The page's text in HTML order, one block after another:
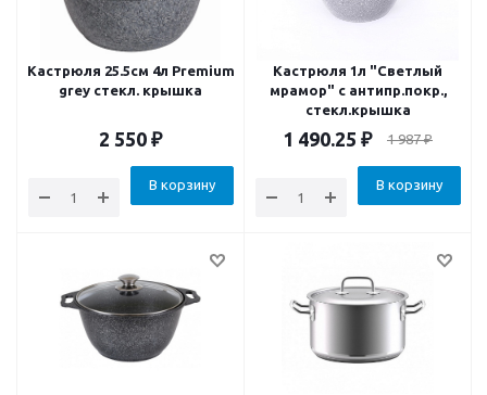
Кастрюля 25.5см 4л Premium
grey стекл. крышка
2 550 ₽
В корзину
Кастрюля 1л "Светлый
мрамор" с антипр.покр.,
стекл.крышка
1 490.25 ₽ 1 987₽
В корзину